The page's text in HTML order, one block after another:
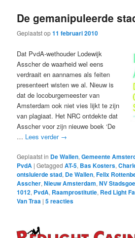
De gemanipuleerde
Geplaatst op11 februari 2010
Dat PvdA-wethouder Lodewijk
Asscher de waarheid wel eens
verdraait en aannames als feiten
presenteert wisten we al. Nieuw is
dat de locoburgemeester van
Amsterdam ook niet vies lijkt te zijn
van plagiaat. Het NRC ontdekte dat
Asscher voor zijn nieuwe boek ‘De
… Lees verder →
Geplaatst in De Wallen,Gemeente
PvdA |Getagged AT-5, Bas Kosters,
ontsluierde stad, De Wallen,Felix
Asscher,Nieuw Amsterdam,NV
1012, PvdA, Raamprostitutie, Red Light
Van Traa |5reacties